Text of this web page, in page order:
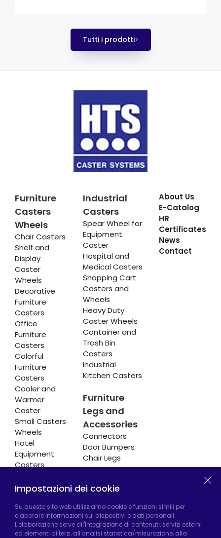
Tutti i prodotti
Furniture
Casters
Wheels
Chair Casters
Shelf and
Display
Caster
Wheels
Decorative
Furniture
Casters
Office
Furniture
Casters
Colorful
Furniture
Casters
Cooler and
Warmer
Caster
Small Casters
Wheels
Hotel
Equipment
Casters
Industrial
Casters
Spear Wheel for
Equipment
Caster
Hospital and
Medical Casters
Shopping Cart
Casters and
Wheels
Heavy Duty
Caster Wheels
Container and
Trash Bin
Casters
Industrial
Kitchen Casters
Furniture
Legs and
Accessories
Connectors
Door Bumpers
Chair Legs
About Us
E-Catalog
HR
Certificates
News
Contact
Fabbrica di Hadımköy:Atatürk Industrial Zone,
Uzunçayır Street, No:11 Hadımköy, 34555
Arnavutköy/Istanbul
Impostazioni dei cookie
Su questo sito web utilizziamo cookie e funzioni simili per
elaborare informazioni sui dispositivi e dati personali.
L'elaborazione serve all'integrazione di contenuti, servizi esterni
ed elementi di terzi, all'analisi statistica/misurazione, alla